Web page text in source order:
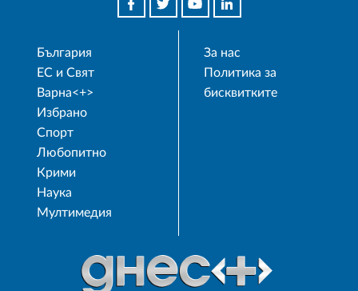
България
ЕС и Свят
Варна<+>
Избрано
Спорт
Любопитно
Крими
Наука
Мултимедия
За нас
Политика за
бисквитките